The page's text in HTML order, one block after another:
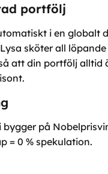
portfölj
i en globalt
sköter all
att din portfölj alltid
på
= 0 % spekulation.